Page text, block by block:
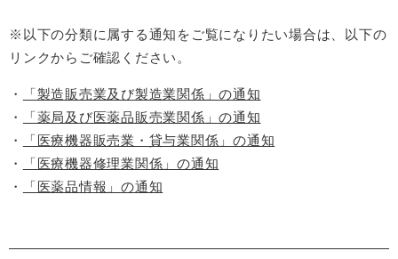
※以下の分類に属する通知をご覧になりたい場合は、以下の
リンクからご確認ください。
・
「製造販売業及び製造業関係」の通知
・
「薬局及び医薬品販売業関係」の通知
・
「医療機器販売業・貸与業関係」の通知
・
「医療機器修理業関係」の通知
・
「医薬品情報」の通知